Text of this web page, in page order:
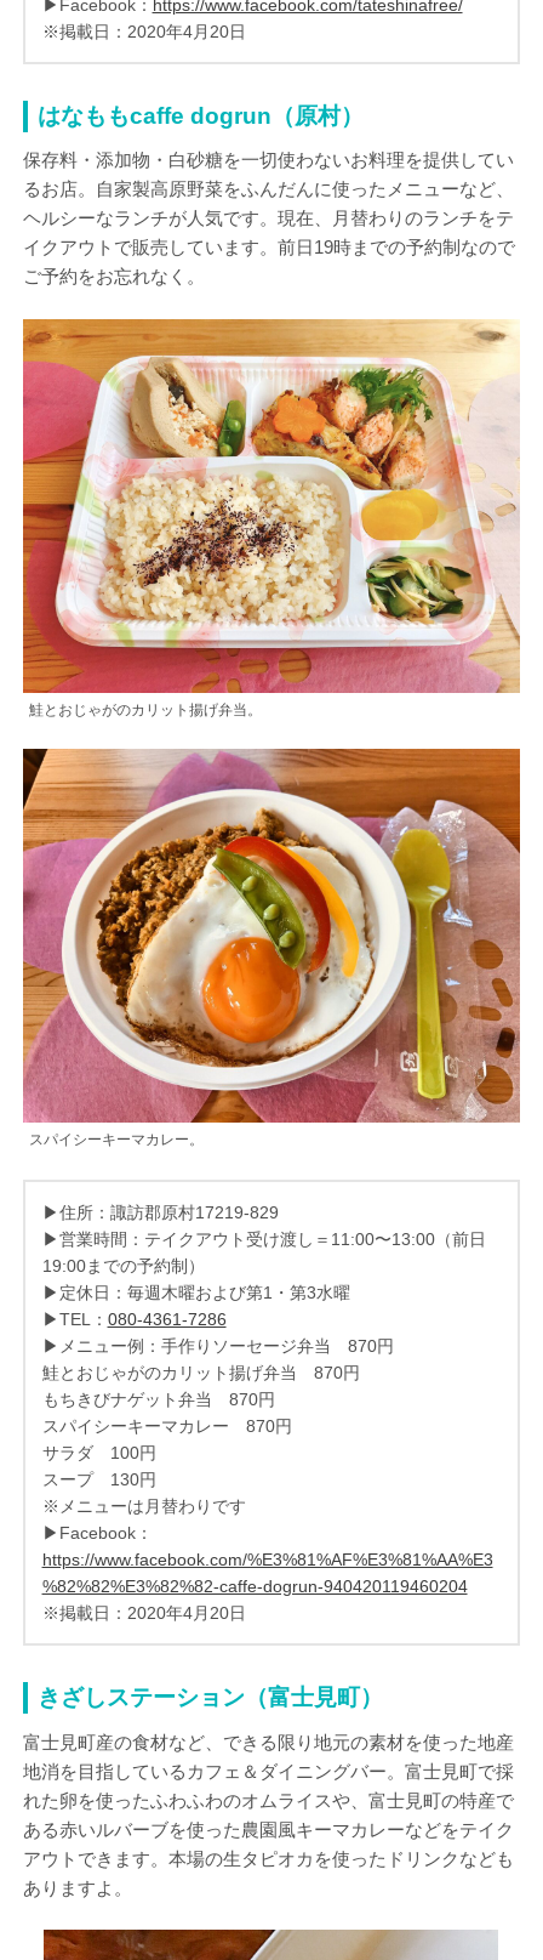
▶Facebook： https://www.facebook.com/tateshinafree/
※掲載日：2020年4月20日
はなももcaffe dogrun（原村）
保存料・添加物・白砂糖を一切使わないお料理を提供してい
るお店。自家製高原野菜をふんだんに使ったメニューなど、
ヘルシーなランチが人気です。現在、月替わりのランチをテ
イクアウトで販売しています。前日19時までの予約制なので
ご予約をお忘れなく。
鮭とおじゃがのカリット揚げ弁当。
スパイシーキーマカレー。
▶住所：諏訪郡原村17219-829
▶営業時間：テイクアウト受け渡し＝11:00〜13:00（前日
19:00までの予約制）
▶定休日：毎週木曜および第1・第3水曜
▶TEL： 080-4361-7286
▶メニュー例：手作りソーセージ弁当 870円
鮭とおじゃがのカリット揚げ弁当 870円
もちきびナゲット弁当 870円
スパイシーキーマカレー 870円
サラダ 100円
スープ 130円
※メニューは月替わりです
▶Facebook：
https://www.facebook.com/%E3%81%AF%E3%81%AA%E3
%82%82%E3%82%82-caffe-dogrun-940420119460204
※掲載日：2020年4月20日
きざしステーション（富士見町）
富士見町産の食材など、できる限り地元の素材を使った地産
地消を目指しているカフェ＆ダイニングバー。富士見町で採
れた卵を使ったふわふわのオムライスや、富士見町の特産で
ある赤いルバーブを使った農園風キーマカレーなどをテイク
アウトできます。本場の生タピオカを使ったドリンクなども
ありますよ。